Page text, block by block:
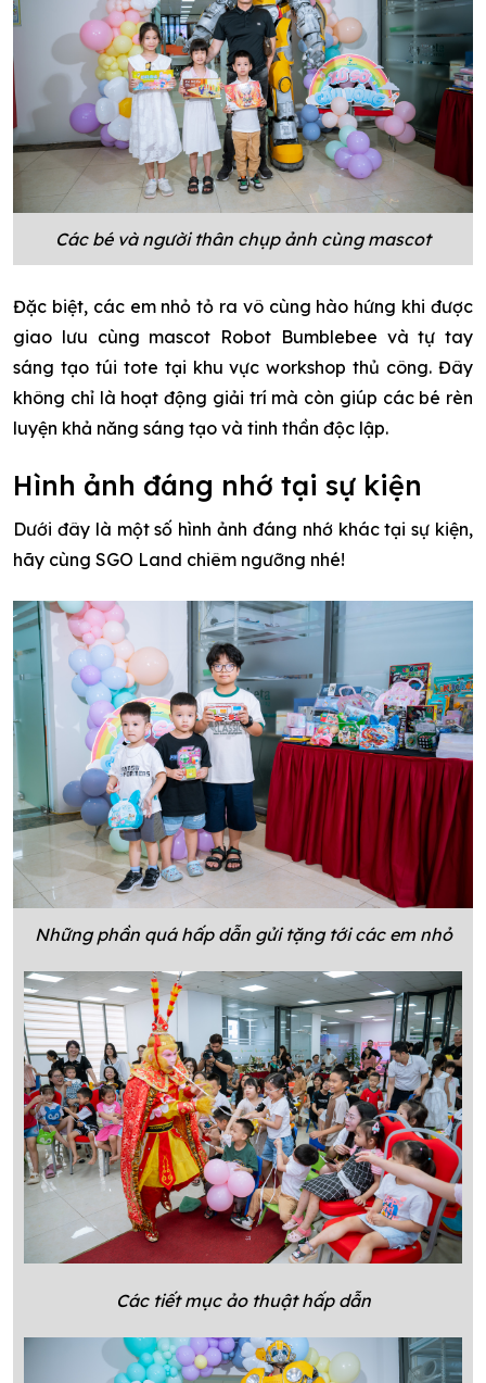
Các bé và người thân chụp ảnh cùng mascot
Đặc biệt, các em nhỏ tỏ ra vô cùng hào hứng khi được
giao lưu cùng mascot Robot Bumblebee và tự tay
sáng tạo túi tote tại khu vực workshop thủ công. Đây
không chỉ là hoạt động giải trí mà còn giúp các bé rèn
luyện khả năng sáng tạo và tinh thần độc lập.
Hình ảnh đáng nhớ tại sự kiện
Dưới đây là một số hình ảnh đáng nhớ khác tại sự kiện,
hãy cùng SGO Land chiêm ngưỡng nhé!
Những phần quá hấp dẫn gửi tặng tới các em nhỏ
Các tiết mục ảo thuật hấp dẫn